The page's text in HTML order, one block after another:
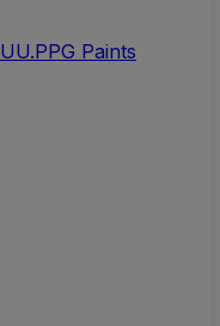
PPG Paints